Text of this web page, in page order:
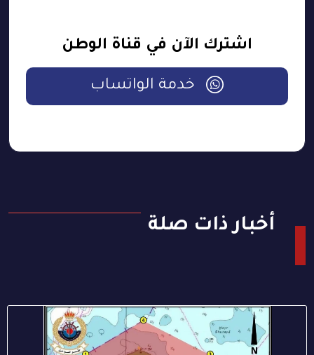
اشترك الآن في قناة الوطن
خدمة الواتساب
أخبار ذات صلة